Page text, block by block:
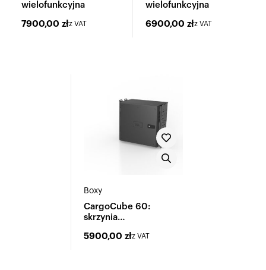
wielofunkcyjna
7900,00 złz VAT
wielofunkcyjna
6900,00 złz VAT
Boxy
CargoCube 60:
skrzynia
5900,00 złz VAT